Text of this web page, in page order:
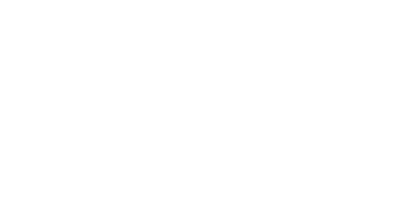
Quisque
egestas sem